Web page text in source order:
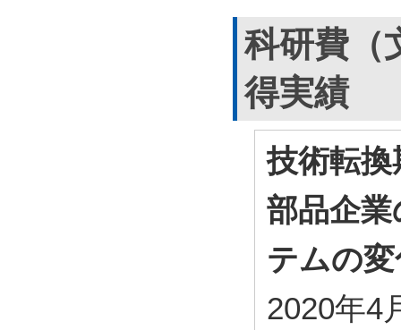
科研費（
得実績
技術転
部品企
テムの
2020年4